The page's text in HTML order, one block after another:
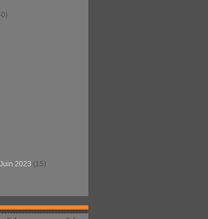
2023 (15)